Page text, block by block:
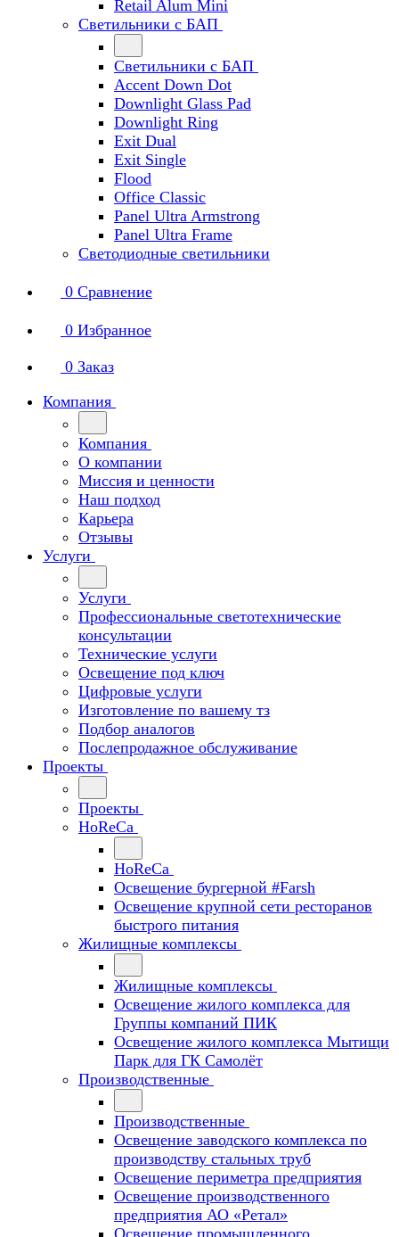
Retail Alum Mini
Светильники с БАП
Светильники с БАП
Accent Down Dot
Downlight Glass Pad
Downlight Ring
Exit Dual
Exit Single
Flood
Office Classic
Panel Ultra Armstrong
Panel Ultra Frame
Светодиодные светильники
0 Сравнение
0 Избранное
0 Заказ
Компания
Компания
О компании
Миссия и ценности
Наш подход
Карьера
Отзывы
Услуги
Услуги
Профессиональные светотехнические
консультации
Технические услуги
Освещение под ключ
Цифровые услуги
Изготовление по вашему тз
Подбор аналогов
Послепродажное обслуживание
Проекты
Проекты
HoReCa
HoReCa
Освещение бургерной #Farsh
Освещение крупной сети ресторанов
быстрого питания
Жилищные комплексы
Жилищные комплексы
Освещение жилого комплекса для
Группы компаний ПИК
Освещение жилого комплекса Мытищи
Парк для ГК Самолёт
Производственные
Производственные
Освещение заводского комплекса по
производству стальных труб
Освещение периметра предприятия
Освещение производственного
предприятия АО «Ретал»
Освещение промышленного